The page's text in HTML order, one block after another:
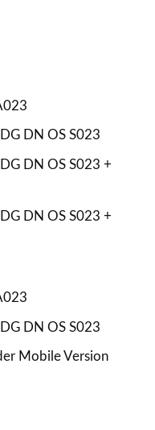
DN OS S023
DN OS S023 +
DN OS S023 +
DN OS S023
Mobile Version